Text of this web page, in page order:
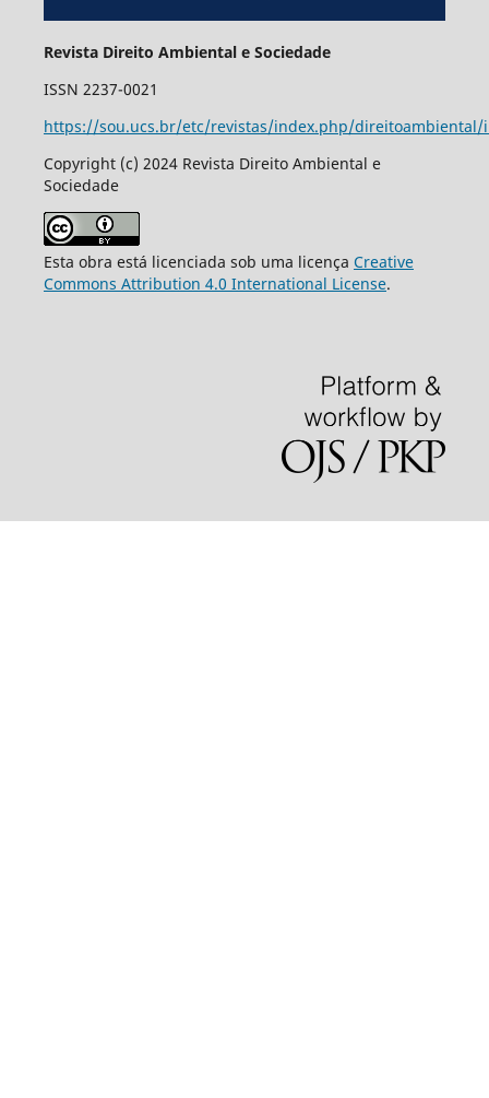
Revista Direito Ambiental e Sociedade
ISSN 2237-0021
https://sou.ucs.br/etc/revistas/index.php/direitoambiental/
Copyright (c) 2024 Revista Direito Ambiental e
Sociedade
Esta obra está licenciada sob uma licença Creative
Commons Attribution 4.0 International License.